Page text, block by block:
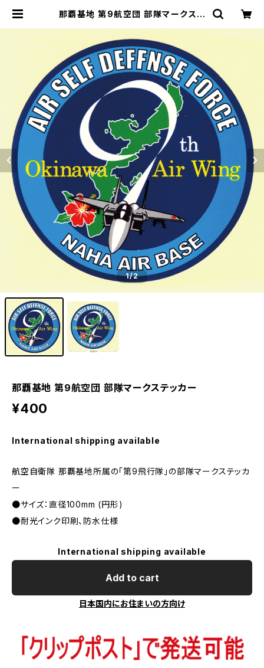
那覇基地 第9航空団 部隊マークステ
1/2
那覇基地 第9航空団 部隊マークステッカー
¥400
International shipping available
航空自衛隊 那覇基地所属の｢第9飛行隊｣の部隊マークステッカ
ー
●サイズ：直径100mm (円形)
●耐光インク印刷、防水仕様
International shipping available
Add to cart
日本国内にお住まいの方向け